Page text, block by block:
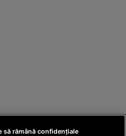
să rămână confidențiale